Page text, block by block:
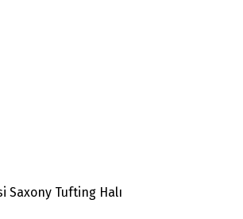
Saxony Tufting Halı